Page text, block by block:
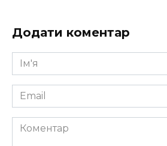
Додати коментар
Ім'я
*
Email
*
Коментар